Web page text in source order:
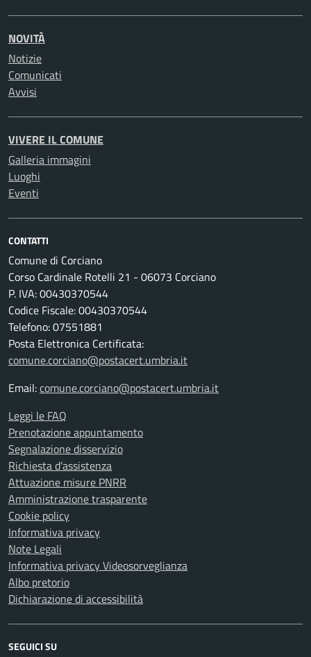
NOVITÀ
Notizie
Comunicati
Avvisi
VIVERE IL COMUNE
Galleria immagini
Luoghi
Eventi
CONTATTI
Comune di Corciano
Corso Cardinale Rotelli 21 - 06073 Corciano
P. IVA: 00430370544
Codice Fiscale: 00430370544
Telefono: 07551881
Posta Elettronica Certificata:
comune.corciano@postacert.umbria.it
Email:comune.corciano@postacert.umbria.it
Leggi le FAQ
Prenotazione appuntamento
Segnalazione disservizio
Richiesta d'assistenza
Attuazione misure PNRR
Amministrazione trasparente
Cookie policy
Informativa privacy
Note Legali
Informativa privacy Videosorveglianza
Albo pretorio
Dichiarazione di accessibilità
SEGUICI SU